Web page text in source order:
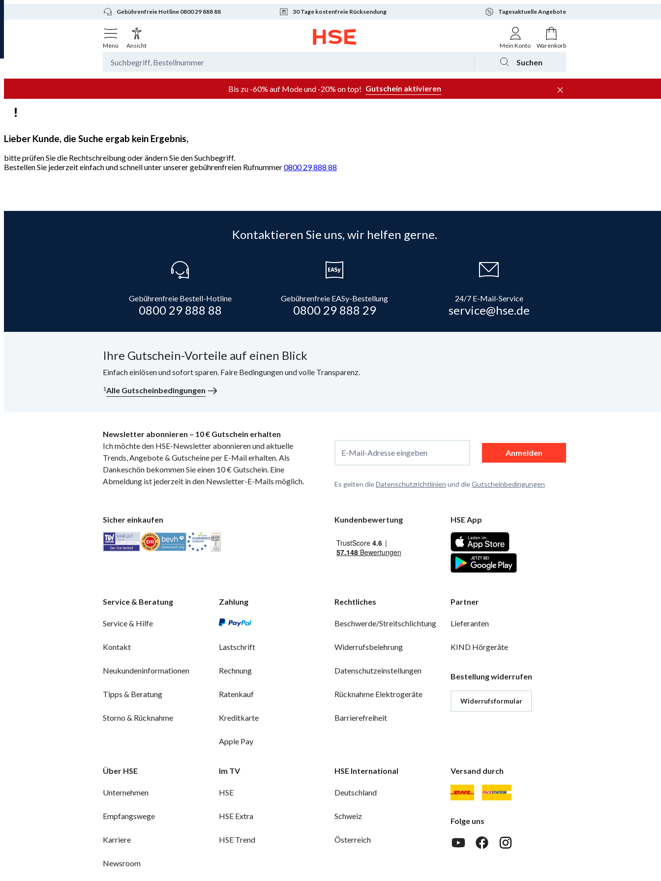
Gebührenfreie Hotline 0800 29 888 88 30 Tage kostenfreie Rücksendung Tagesaktuelle Angebote
Menü Ansicht Mein Konto Warenkorb
Suchen
Bis zu -60% auf Mode und -20% on top! Gutschein aktivieren
Lieber Kunde, die Suche ergab kein Ergebnis,
bitte prüfen Sie die Rechtschreibung oder ändern Sie den Suchbegriff.
Bestellen Sie jederzeit einfach und schnell unter unserer gebührenfreien Rufnummer0800 29 888 88
Kontaktieren Sie uns, wir helfen gerne.
Gebührenfreie Bestell-Hotline
0800 29 888 88
Gebührenfreie EASy-Bestellung
0800 29 888 29
24/7 E-Mail-Service
service@hse.de
Ihre Gutschein-Vorteile auf einen Blick
Einfach einlösen und sofort sparen. Faire Bedingungen und volle Transparenz.
1Alle Gutscheinbedingungen
Newsletter abonnieren – 10 € Gutschein erhalten
Ich möchte den HSE-Newsletter abonnieren und aktuelle
Trends, Angebote & Gutscheine per E-Mail erhalten. Als
Dankeschön bekommen Sie einen 10 € Gutschein. Eine
Abmeldung ist jederzeit in den Newsletter-E-Mails möglich.
E-Mail-Adresse eingeben Anmelden
Es gelten dieDatenschutzrichtlinien und dieGutscheinbedingungen
Sicher einkaufen Kundenbewertung HSE App
Service & Beratung
Service & Hilfe
Kontakt
Neukundeninformationen
Tipps & Beratung
Storno & Rücknahme
Zahlung
Lastschrift
Rechnung
Ratenkauf
Kreditkarte
Apple Pay
Rechtliches
Beschwerde/Streitschlichtung
Widerrufsbelehrung
Datenschutzeinstellungen
Rücknahme Elektrogeräte
Barrierefreiheit
Partner
Lieferanten
KIND Hörgeräte
Bestellung widerrufen
Widerrufsformular
Über HSE
Unternehmen
Empfangswege
Karriere
Newsroom
Im TV
HSE
HSE Extra
HSE Trend
HSE International
Deutschland
Schweiz
Österreich
Versand durch
Folge uns